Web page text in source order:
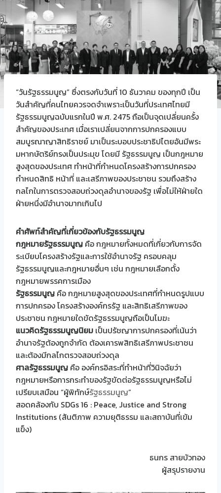
“วันรัฐธรรมนูญ” ซึ่งตรงกับวันที่ 10 ธันวาคม ของทุกปี เป็น
วันสำคัญที่คนไทยควรจดจำเพราะเป็นวันที่ประเทศไทยมี
รัฐธรรมนูญฉบับแรกในปี พ.ศ. 2475 ถือเป็นจุดเปลี่ยนครั้ง
สำคัญของประเทศ เมื่อเราเปลี่ยนจากการปกครองแบบ
สมบูรณาญาสิทธิราชย์ มาเป็นระบอบประชาธิปไตยอันมีพระ
มหากษัตริย์ทรงเป็นประมุข โดยมี รัฐธรรมนูญ เป็นกฎหมาย
สูงสุดของประเทศ ทำหน้าที่กำหนดโครงสร้างการปกครอง
กำหนดสิทธิ หน้าที่ และเสรีภาพของประชาชน รวมถึงสร้าง
กลไกในการตรวจสอบถ่วงดุลอำนาจของรัฐ เพื่อไม่ให้ฝ่ายใด
ฝ่ายหนึ่งมีอำนาจมากเกินไป
คำศัพท์สำคัญที่เกี่ยวข้องกับรัฐธรรมนูญ
กฎหมายรัฐธรรมนูญ คือ กฎหมายทั้งหมดที่เกี่ยวกับการจัด
ระเบียบโครงสร้างรัฐและการใช้อำนาจรัฐ ครอบคลุม
รัฐธรรมนูญและกฎหมายอื่นๆ เช่น กฎหมายเลือกตั้ง
กฎหมายพรรคการเมือง
รัฐธรรมนูญ คือ กฎหมายสูงสุดของประเทศที่กำหนดรูปแบบ
การปกครอง โครงสร้างองค์กรรัฐ และสิทธิเสรีภาพของ
ประชาชน กฎหมายใดขัดรัฐธรรมนูญถือเป็นโมฆะ
แนวคิดรัฐธรรมนูญนิยม เป็นปรัชญาการปกครองที่เน้นว่า
อำนาจรัฐต้องถูกจำกัด ต้องเคารพสิทธิเสรีภาพประชาชน
และต้องมีกลไกตรวจสอบถ่วงดุล
ศาลรัฐธรรมนูญ คือ องค์กรอิสระที่ทำหน้าที่วินิจฉัยว่า
กฎหมายหรือการกระทำของรัฐขัดต่อรัฐธรรมนูญหรือไม่
เปรียบเสมือน “ผู้พิทักษ์รัฐธรรมนูญ”
สอดคล้องกับ SDGs 16 : Peace, Justice and Strong
Institutions (สันติภาพ ความยุติธรรม และสถาบันที่เข้ม
แข็ง)
ธนกร สายบัวทอง
ผู้สรุปรายงาน